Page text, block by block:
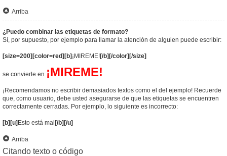
Arriba
¿Puedo combinar las etiquetas de formato?
Sí, por supuesto, por ejemplo para llamar la atención de alguien puede escribir:
[size=200][color=red][b]¡MIREME![/b][/color][/size]
se convierte en ¡MIREME!
¡Recomendamos no escribir demasiados textos como el del ejemplo! Recuerde
que, como usuario, debe usted asegurarse de que las etiquetas se encuentren
correctamente cerradas. Por ejemplo, lo siguiente es incorrecto:
[b][u]Esto está mal[/b][/u]
Arriba
Citando texto o código